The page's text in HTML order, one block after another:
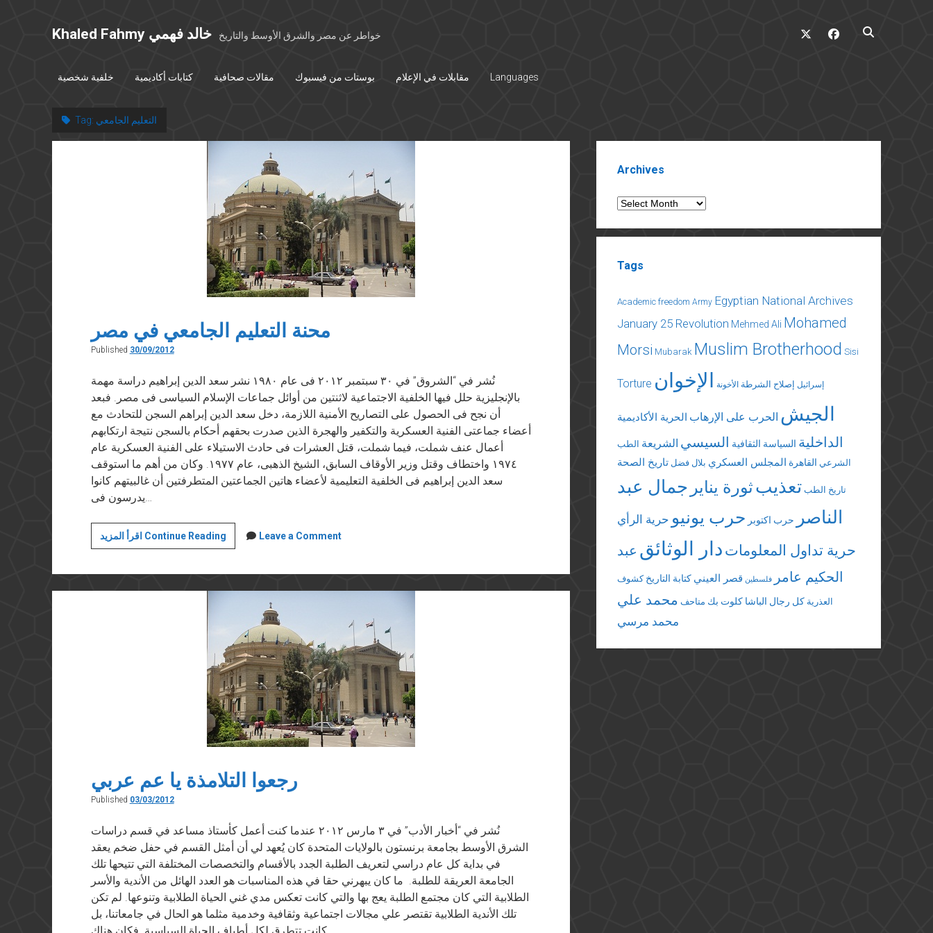
Khaled Fahmy خالد فهمي خواطر عن مصر والشرق الأوسط والتاريخ
twitter facebook
خلفية شخصية كتابات أكاديمية مقالات صحافية بوستات من فيسبوك مقابلات في الإعلام Languages
Tag: التعليم الجامعي
محنة التعليم الجامعي في مصر
Published 30/09/2012
نُشر في “الشروق” في ٣٠ سبتمبر ٢٠١٢ فى عام ١٩٨٠ نشر سعد الدين إبراهيم دراسة مهمة
بالإنجليزية حلل فيها الخلفية الاجتماعية لاثنتين من أوائل جماعات الإسلام السياسى فى مصر. فبعد
أن نجح فى الحصول على التصاريح الأمنية اللازمة، دخل سعد الدين إبراهم السجن للتحادث مع
أعضاء جماعتى الفنية العسكرية والتكفير والهجرة الذين صدرت بحقهم أحكام بالسجن نتيجة ارتكابهم
أعمال عنف شملت، فيما شملت، قتل العشرات فى حادث الاستيلاء على الفنية العسكرية عام
١٩٧٤ واختطاف وقتل وزير الأوقاف السابق، الشيخ الذهبى، عام ١٩٧٧. وكان من أهم ما استوقف
سعد الدين إبراهيم فى الخلفية التعليمية لأعضاء هاتين الجماعتين المتطرفتين أن غالبيتهم كانوا
يدرسون فى…
اقرأ المزيد Continue Readingمحنة
التعليم
Leave a Comment
رجعوا التلامذة يا عم عربي
Published 03/03/2012
نُشر في “أخبار الأدب” في ٣ مارس ٢٠١٢ عندما كنت أعمل كأستاذ مساعد في قسم دراسات
الشرق الأوسط بجامعة برنستون بالولايات المتحدة كان يُعهد لي أن أمثل القسم في حفل ضخم يعقد
في بداية كل عام دراسي لتعريف الطلبة الجدد بالأقسام والتخصصات المختلفة التي تتيحها تلك
الجامعة العريقة للطلبة. ما كان يبهرني حقا في هذه المناسبات هو العدد الهائل من الأندية والأسر
الطلابية التي كان مجتمع الطلبة يعج بها والتي كانت تعكس مدي غني الحياة الطلابية وتنوعها. لم تكن
تلك الأندية الطلابية تقتصر علي مجالات اجتماعية وثقافية وخدمية مثلما هو الحال في جامعاتنا، بل
Archives
Archives
Tags
Academic freedom Army Egyptian National Archives
January 25 Revolution Mehmed Ali Mohamed
Morsi Mubarak Muslim Brotherhood Sisi
Torture إسرائيل إصلاح الشرطة الأخونة الإخوان
الجيش الحرب على الإرهاب الحرية الأكاديمية
الداخلية السياسة الثقافية السيسي الشريعة الطب
الشرعي القاهرة المجلس العسكري بلال فضل تاريخ الصحة
تاريخ الطب تعذيبثورة يناير جمال عبد
الناصر
حرب اكتوبر حرب يونيو حرية الرأي
حرية تداول المعلومات دار الوثائق عبد
الحكيم عامر
فلسطين قصر العيني كتابة التاريخ كشوف
العذرية كل رجال الباشا كلوت بك متاحف محمد علي
محمد مرسي